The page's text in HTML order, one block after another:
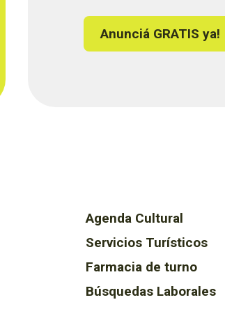
Anunciá GRATIS ya!
Agenda Cultural
Servicios Turísticos
Farmacia de turno
Búsquedas Laborales